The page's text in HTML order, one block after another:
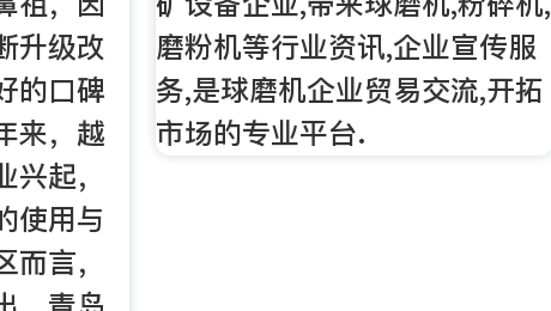
升级改
的口碑
来，越
起，
使用与
言，
磨粉机等行业资讯,企业宣传服
务,是球磨机企业贸易交流,开拓
市场的专业平台.